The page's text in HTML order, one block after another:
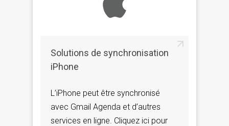
Solutions de synchronisation
iPhone
L’iPhone peut être synchronisé
avec Gmail Agenda et d’autres
services en ligne. Cliquez ici pour